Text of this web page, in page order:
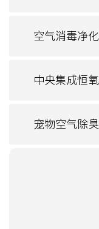
空气消毒净
中央集成恒
宠物空气除